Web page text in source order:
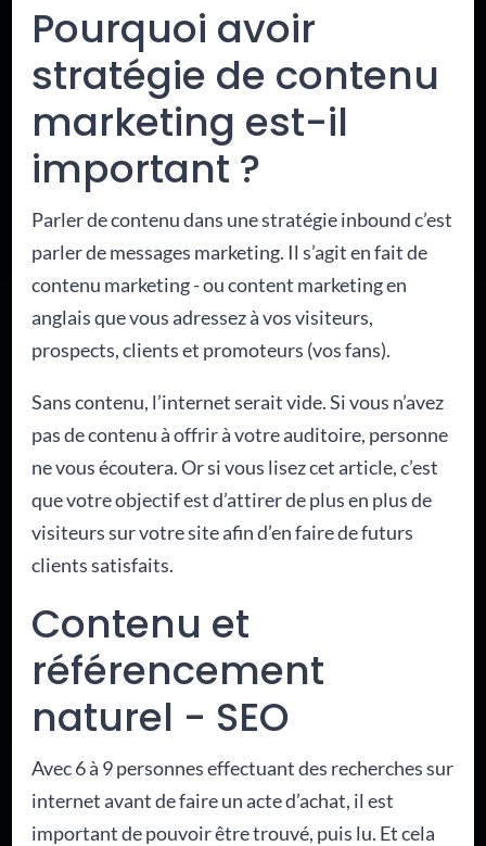
Pourquoi avoir
stratégie de contenu
marketing est-il
important ?
Parler de contenu dans une stratégie inbound c’est
parler de messages marketing. Il s’agit en fait de
contenu marketing - ou content marketing en
anglais que vous adressez à vos visiteurs,
prospects, clients et promoteurs (vos fans).
Sans contenu, l’internet serait vide. Si vous n’avez
pas de contenu à offrir à votre auditoire, personne
ne vous écoutera. Or si vous lisez cet article, c’est
que votre objectif est d’attirer de plus en plus de
visiteurs sur votre site afin d’en faire de futurs
clients satisfaits.
Contenu et
référencement
naturel - SEO
Avec 6 à 9 personnes effectuant des recherches sur
internet avant de faire un acte d’achat, il est
important de pouvoir être trouvé, puis lu. Et cela